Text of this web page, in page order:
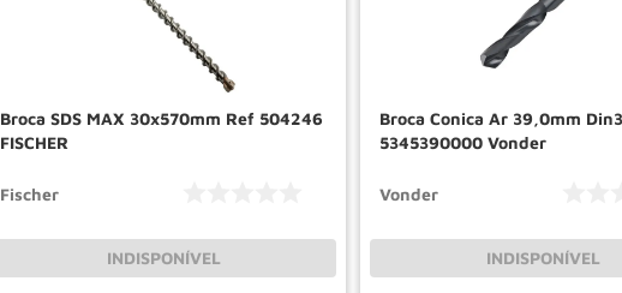
Broca SDS MAX 30x570mm Ref 504246
FISCHER
Fischer
INDISPONÍVEL
Broca Conica Ar 39,0mm
5345390000 Vonder
Vonder
INDISPONÍVEL